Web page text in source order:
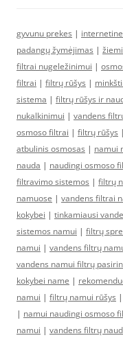
gyvunu prekes |
padangų žymėjimas |
filtrai nugeležinimui |
filtrai | filtrų rūšys |
sistema | filtrų rūšys ir
nukalkinimui | vandens
osmoso filtrai | filtrų rūšys |
atbulinis osmosas | namui
nauda | naudingi osmoso
filtravimo sistemos | filtrų
namuose | vandens filtrai
kokybei | tinkamiausi
sistemos namui | filtrų
namui | vandens filtrų
vandens namui filtrų
kokybei name |
namui | filtrų namui rūšys |
| namui naudingi osmoso
namui | vandens filtrų